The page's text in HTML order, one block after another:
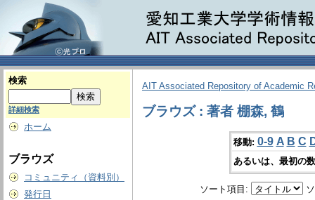
検索
詳細検索
ホーム
ブラウズ
コミュニティ（資料別）
発行日
AIT Associated Repository of Academic
ブラウズ : 著者 棚森, 鶴
移動: 0-9 A B C
あるいは、最初の
ソート項目: